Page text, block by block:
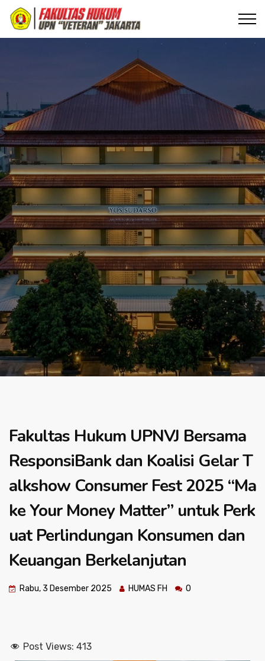
Fakultas Hukum UPNVJ Bersama
ResponsiBank dan Koalisi Gelar T
alkshow Consumer Fest 2025 “Ma
ke Your Money Matter” untuk Perk
uat Perlindungan Konsumen dan
Keuangan Berkelanjutan
Rabu, 3 Desember 2025 HUMAS FH 0
Post Views: 413